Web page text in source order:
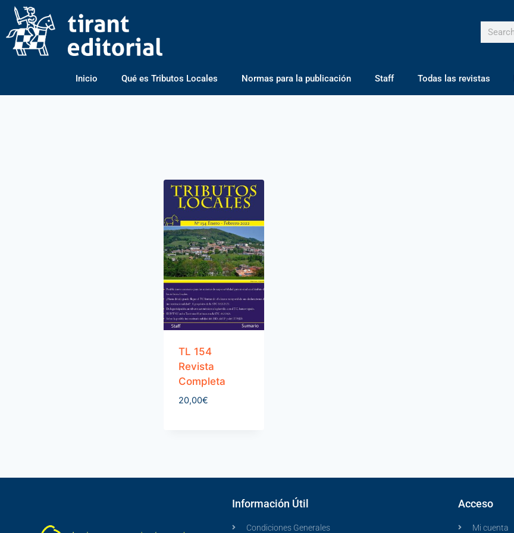
Inicio Qué es Tributos Locales Normas para la publicación Staff Todas las revistas
TL 154
Revista
Completa
20,00€
Información Útil
Condiciones Generales
Acceso
Mi cuenta